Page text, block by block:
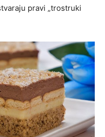
pravi „trostruki